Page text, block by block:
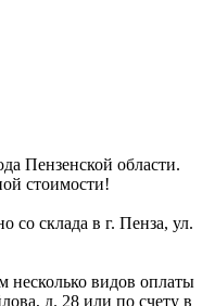
Пензенской области.
стоимости!
со склада в г. Пенза, ул.
несколько видов оплаты
д. 28 или по счету в